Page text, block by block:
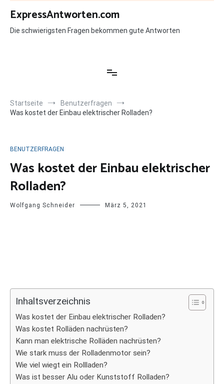
Zum
Inhalt
springen
ExpressAntworten.com
Die schwierigsten Fragen bekommen gute Antworten
Startseite
Benutzerfragen
Was kostet der Einbau elektrischer Rolladen?
BENUTZERFRAGEN
Was kostet der Einbau elektrischer
Rolladen?
Wolfgang Schneider März 5, 2021
Inhaltsverzeichnis
Was kostet der Einbau elektrischer Rolladen?
Was kostet Rolläden nachrüsten?
Kann man elektrische Rolläden nachrüsten?
Wie stark muss der Rolladenmotor sein?
Wie viel wiegt ein Rollladen?
Was ist besser Alu oder Kunststoff Rolladen?